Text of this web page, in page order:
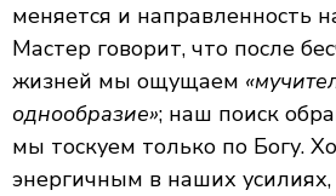
меняется и направленность
Мастер говорит, что после
жизней мы ощущаем
однообразие»; наш поиск
мы тоскуем только по Богу.
энергичным в наших